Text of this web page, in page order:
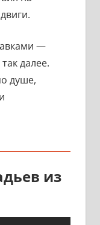
—
далее.
душе,
из